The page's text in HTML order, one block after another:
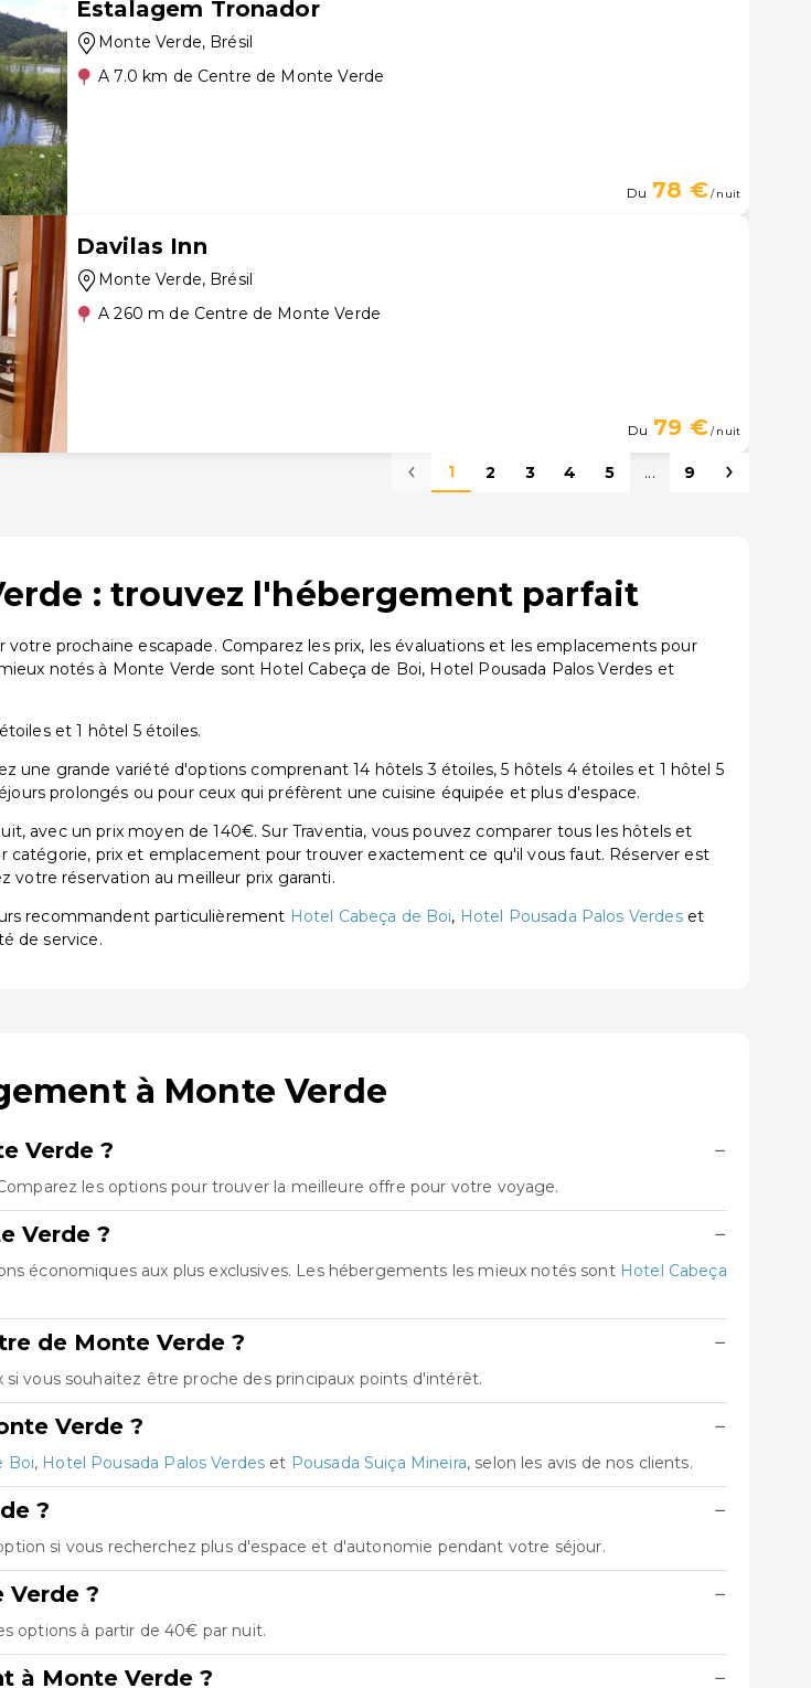
Estalagem Tronador
Monte Verde, Brésil
A 7.0 km de Centre de Monte Verde
Du 78 €/ nuit
Davilas Inn
Monte Verde, Brésil
A 260 m de Centre de Monte Verde
Du 79 €/ nuit
1 2 3 4 5 ... 9
: trouvez l'hébergement parfait
prochaine escapade. Comparez les prix, les évaluations et les emplacements pour
notés à Monte Verde sont Hotel Cabeça de Boi, Hotel Pousada Palos Verdes et
et 1 hôtel 5 étoiles.
une grande variété d'options comprenant 14 hôtels 3 étoiles, 5 hôtels 4 étoiles et 1 hôtel 5
prolongés ou pour ceux qui préfèrent une cuisine équipée et plus d'espace.
avec un prix moyen de 140€. Sur Traventia, vous pouvez comparer tous les hôtels et
catégorie, prix et emplacement pour trouver exactement ce qu'il vous faut. Réserver est
votre réservation au meilleur prix garanti.
recommandent particulièrement Hotel Cabeça de Boi, Hotel Pousada Palos Verdeset
de service.
à Monte Verde
Verde ? −
les options pour trouver la meilleure offre pour votre voyage.
Verde ? −
économiques aux plus exclusives. Les hébergements les mieux notés sont Hotel Cabeça
de Monte Verde ? −
vous souhaitez être proche des principaux points d'intérêt.
Verde ? −
Boi, Hotel Pousada Palos Verdes et Pousada Suiça Mineira, selon les avis de nos clients.
? −
si vous recherchez plus d'espace et d'autonomie pendant votre séjour.
Verde ? −
options à partir de 40€ par nuit.
à Monte Verde ? −